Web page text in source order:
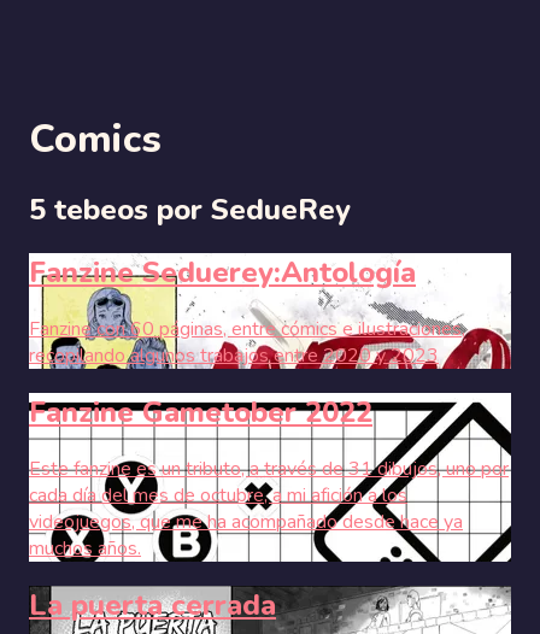
Comics
5 tebeos por SedueRey
Fanzine Seduerey:Antología
Fanzine con 60 páginas, entre cómics e ilustraciones,
recopilando algunos trabajos entre 2020 y 2023
Fanzine Gametober 2022
Este fanzine es un tributo, a través de 31 dibujos, uno por
cada día del mes de octubre, a mi afición a los
videojuegos, que me ha acompañado desde hace ya
muchos años.
La puerta cerrada